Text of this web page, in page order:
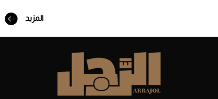
المزيد